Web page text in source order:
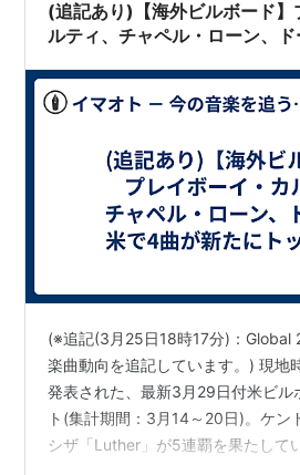
(追記あり)【海外ビルボード】
ルティ、チャペル・ローン、
(※追記(3月25日18時17分)：Global
楽曲動向を追記しています。) 現地
発表された、最新3月29日付米ビル
ト(集計期間：3月14～20日)。ケン
シザ「Luther」が5連覇を果たして